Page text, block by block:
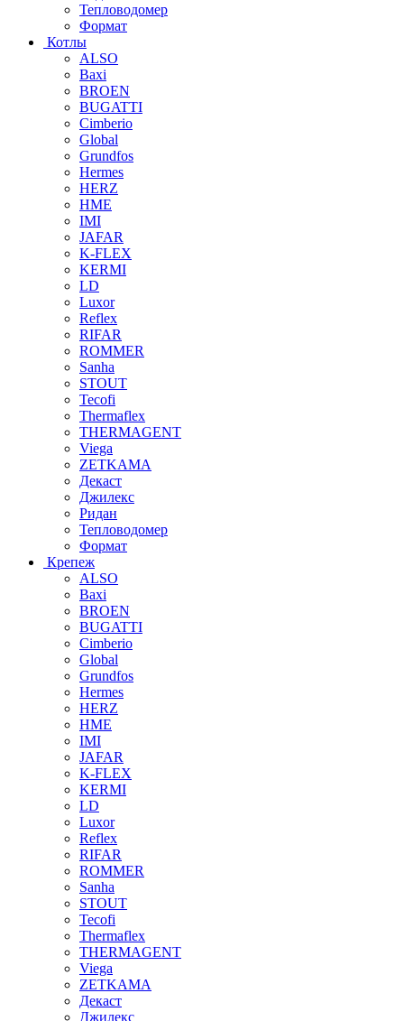
Тепловодомер
Формат
Котлы
ALSO
Baxi
BROEN
BUGATTI
Cimberio
Global
Grundfos
Hermes
HERZ
HME
IMI
JAFAR
K-FLEX
KERMI
LD
Luxor
Reflex
RIFAR
ROMMER
Sanha
STOUT
Tecofi
Thermaflex
THERMAGENT
Viega
ZETKAMA
Декаст
Джилекс
Ридан
Тепловодомер
Формат
Крепеж
ALSO
Baxi
BROEN
BUGATTI
Cimberio
Global
Grundfos
Hermes
HERZ
HME
IMI
JAFAR
K-FLEX
KERMI
LD
Luxor
Reflex
RIFAR
ROMMER
Sanha
STOUT
Tecofi
Thermaflex
THERMAGENT
Viega
ZETKAMA
Декаст
Джилекс